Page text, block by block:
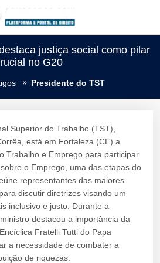
justiça social como pilar
no G20
Presidente do TST
Superior do Trabalho (TST),
está em Fortaleza (CE) a
Trabalho e Emprego para participar
o Emprego, uma das etapas do
representantes das maiores
discutir diretrizes visando um
inclusivo e justo. Durante a
destacou a importância da
Fratelli Tutti do Papa
a necessidade de combater a
de riquezas.